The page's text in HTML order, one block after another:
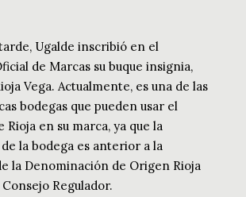
Ugalde inscribió en el
de Marcas su buque insignia,
Vega. Actualmente, es una de las
bodegas que pueden usar el
Rioja en su marca, ya que la
la bodega es anterior a la
la Denominación de Origen Rioja
Regulador.